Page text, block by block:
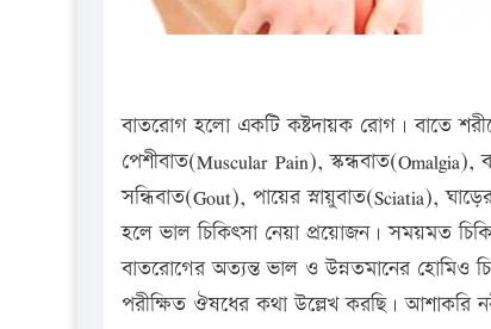
বাতরোগ হলো একটি কষ্টদায়ক রোগ। বাতে
পেশীবাত(Muscular Pain),
সন্ধিবাত(Gout), পায়ের স্নায়ুবাত(Sciatia),
হলে ভাল চিকিৎসা নেয়া প্রয়োজন। সময়মত
বাতরোগের অত্যন্ত ভাল ও উন্নতমানের হোমিও
পরীক্ষিত ঔষধের কথা উল্লেখ করছি। আশাকরি